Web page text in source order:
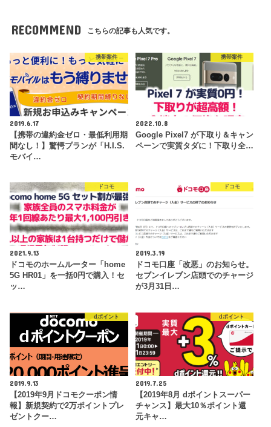
RECOMMEND こちらの記事も人気です。
携帯案件
2019.6.17
【携帯の違約金ゼロ・最低利用期
間なし！】驚愕プランが「H.I.S.
モバイ…
携帯案件
2022.10.8
Google Pixel7 が下取り＆キャン
ペーンで実質タダに！下取り全…
ドコモ
2021.9.13
ドコモのホームルーター「home
5G HR01」を一括0円で購入！セ
ッ…
ドコモ
2019.3.19
ドコモ口座「改悪」のお知らせ。
セブンイレブン店頭でのチャージ
が3月31日…
dポイント
2019.9.13
【2019年9月ドコモクーポン情
報】新規契約で2万ポイントプレ
ゼントクー…
dポイント
2019.7.25
【2019年8月 dポイントスーパー
チャンス】最大10％ポイント還
元キャ…